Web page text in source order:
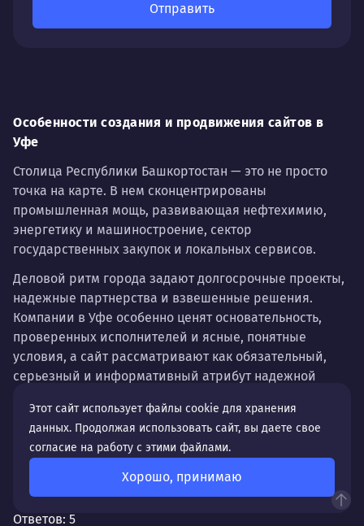
Отправить
Особенности создания и продвижения сайтов в
Уфе
Столица Республики Башкортостан — это не просто
точка на карте. В нем сконцентрированы
промышленная мощь, развивающая нефтехимию,
энергетику и машиностроение, сектор
государственных закупок и локальных сервисов.
Деловой ритм города задают долгосрочные проекты,
надежные партнерства и взвешенные решения.
Компании в Уфе особенно ценят основательность,
проверенных исполнителей и ясные, понятные
условия, а сайт рассматривают как обязательный,
серьезный и информативный атрибут надежной
работать представителям бизнеса — это
руководители промышленных предприятий,
специалисты по госзакупкам, а также прагматичные
местные жители, которые находятся в поиске услуг.
Их не убеждают общие фразы, им нужны детали:
технические условия, портфолио проектов, четкие
Почему стоит выбрать нас?
Ответов: 5
Этот сайт использует файлы cookie для хранения
данных. Продолжая использовать сайт, вы даете свое
согласие на работу с этими файлами.
Хорошо, принимаю